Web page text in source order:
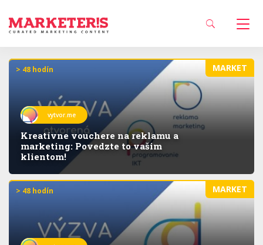
MARKET
> 48 hodín
vytvor.me
Kreatívne vouchere na reklamu a
marketing: Povedzte to vašim
klientom!
MARKET
> 48 hodín